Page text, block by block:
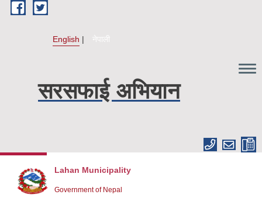
Skip to main content
English नेपाली
सरसफाई अभियान
Lahan Municipality
Government of Nepal